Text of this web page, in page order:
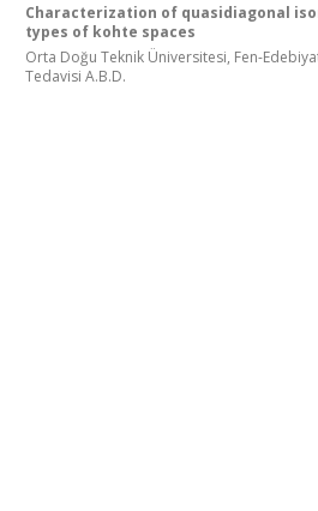
Characterization of quasidiagonal
types of kohte spaces
Orta Doğu Teknik Üniversitesi, Fen-
Tedavisi A.B.D.